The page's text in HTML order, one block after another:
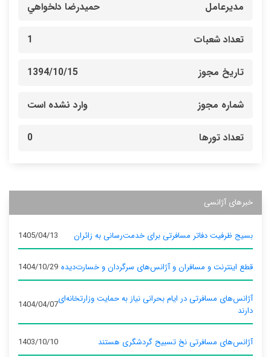
مدیرعامل حميدرضا دلخواهي
تعداد شعبات 1
تاریخ مجوز 1394/10/15
شماره مجوز وارد نشده است
تعداد تورها 0
خبرهای آژانسی
بسیج ظرفیت دفاتر مسافرتی برای خدمت‌رسانی به زائران 1405/04/13
قطع اینترنت و مسافران و آژانس‌های سرگردان و خسارت‌دیده 1404/10/29
آژانس‌های مسافرتی در ایام بحرانی نیاز به حمایت وزارتخانه‌ای
دارند
1404/04/07
آژانس‌های مسافرتی نخ تسبیح گردشگری هستند 1403/10/10